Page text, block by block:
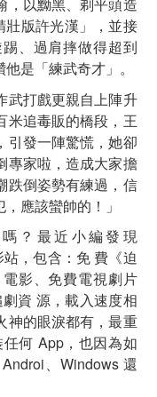
，以黝黑、剃平頭造
版許光漢」，並接
、過肩摔做得超到
是「練武奇才」。
武打戲更親自上陣升
米追毒販的橋段，王
引發一陣驚慌，她卻
專家啦，造成大家擔
跌倒姿勢有練過，信
應該蠻帥的！」
？最近小編發現
站，包含：免 費《迫
影、免費電視劇片
資 源，載入速度相
神的眼淚都有，最重
何 App，也因為如
、Windows 還